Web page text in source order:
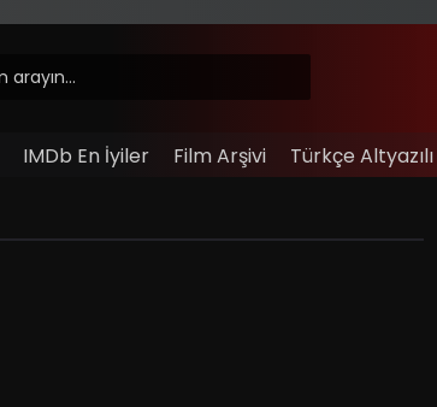
IMDb En İyiler Film Arşivi Türkçe Altyazılı